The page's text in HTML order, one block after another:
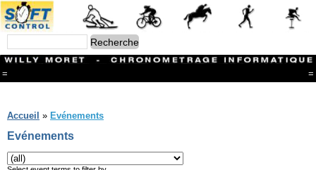
= =
Branches
CONTACT
Ski ALPIN
Accueil » Evénements
Evénements